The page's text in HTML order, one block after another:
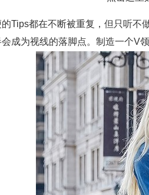
Tips都在不断被重复，但只听不
成为视线的落脚点。制造一个V